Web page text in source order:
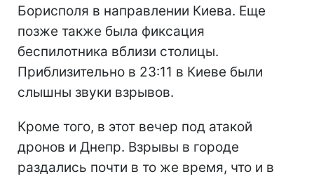
Борисполя в направлении Киева. Еще
позже также была фиксация
беспилотника вблизи столицы.
Приблизительно в 23:11 в Киеве были
слышны звуки взрывов.
Кроме того, в этот вечер под атакой
дронов и Днепр. Взрывы в городе
раздались почти в то же время, что и в